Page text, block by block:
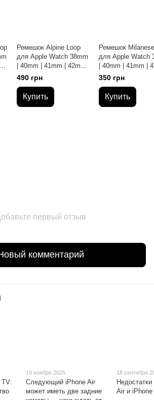
Ремешок Alpine Loop
для Apple Watch 38mm
| 40mm | 41mm | 42mm
(10 | 11 series) Black
490 грн
Купить
Ремешок
для Apple Watch
| 40mm | 41mm |
(10 | 11 series)
Black/Red
350 грн
Купить
первый отзыв
комментарий
TV:
19 ноября 2025
Следующий iPhone Air
может иметь две задние
18 сентября
Air и